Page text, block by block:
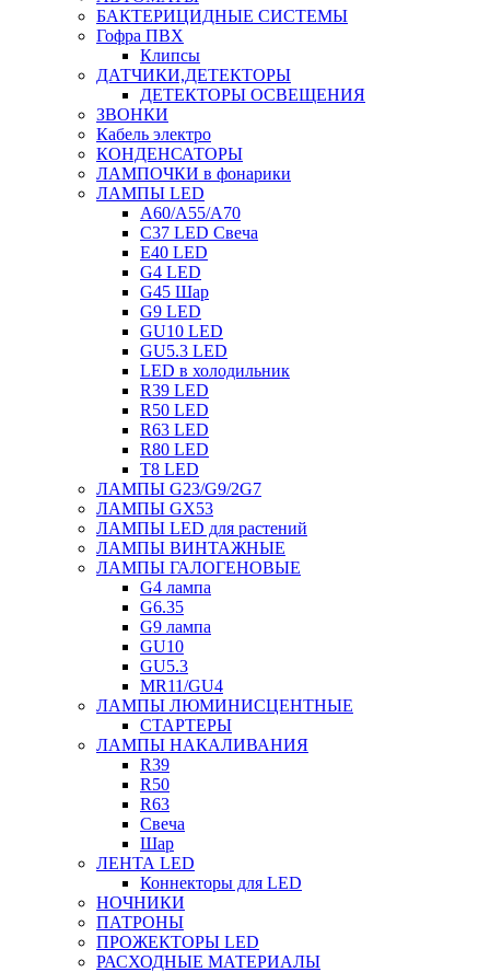
БАКТЕРИЦИДНЫЕ СИСТЕМЫ
Гофра ПВХ
Клипсы
ДАТЧИКИ,ДЕТЕКТОРЫ
ДЕТЕКТОРЫ ОСВЕЩЕНИЯ
ЗВОНКИ
Кабель электро
КОНДЕНСАТОРЫ
ЛАМПОЧКИ в фонарики
ЛАМПЫ LED
A60/A55/A70
C37 LED Свеча
E40 LED
G4 LED
G45 Шар
G9 LED
GU10 LED
GU5.3 LED
LED в холодильник
R39 LED
R50 LED
R63 LED
R80 LED
T8 LED
ЛАМПЫ G23/G9/2G7
ЛАМПЫ GX53
ЛАМПЫ LED для растений
ЛАМПЫ ВИНТАЖНЫЕ
ЛАМПЫ ГАЛОГЕНОВЫЕ
G4 лампа
G6.35
G9 лампа
GU10
GU5.3
MR11/GU4
ЛАМПЫ ЛЮМИНИСЦЕНТНЫЕ
СТАРТЕРЫ
ЛАМПЫ НАКАЛИВАНИЯ
R39
R50
R63
Свеча
Шар
ЛЕНТА LED
Коннекторы для LED
НОЧНИКИ
ПАТРОНЫ
ПРОЖЕКТОРЫ LED
РАСХОДНЫЕ МАТЕРИАЛЫ